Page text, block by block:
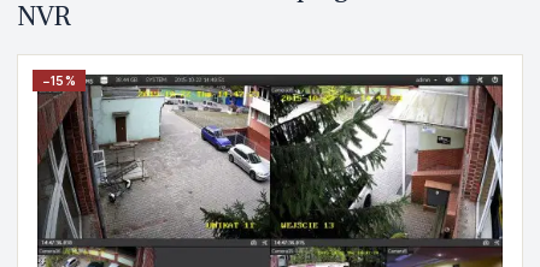
NVR
−15%